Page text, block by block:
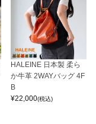
HALEINE 日本製 柔ら
か牛革 2WAYバッグ 4F
B
¥22,000(税込)